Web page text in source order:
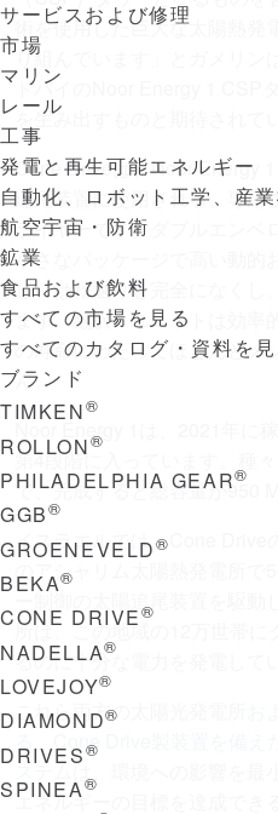
サービスおよび修理
市場
マリン
レール
工事
発電と再生可能エネルギー
自動化、ロボット工学、産
航空宇宙・防衛
鉱業
食品および飲料
すべての市場を見る
すべてのカタログ・資料を見
ブランド
TIMKEN®
ROLLON®
PHILADELPHIA GEAR®
GGB®
GROENEVELD®
BEKA®
CONE DRIVE®
NADELLA®
LOVEJOY®
DIAMOND®
DRIVES®
SPINEA®
術を使用した巨大な太陽熱発
り組んでいます」とガメリン
ドバイのNoor Energy 1 CSP
を生み出すものと期待されて
Cone Driveは、Noor Energy 1
追尾装置に使用される、専用
ライヤーです。ダブルエンベ
小さなパッケージで高い動的
し、はね返りを完全になくし
ます。翻訳：ユニットは効率
の寿命にわたってほとんどメ
ん。
Noor Energy 1は、2021年に
第4段階に入っています。種
で、完成すると総容量が950
イスラエルでは、Cone Drive
のアシャリム太陽熱発電所で
ー制御の太陽追尾装置を駆動
所は、この地域の12万世帯に
るのに十分な電力を発電して
これら両方の太陽光発電所
る、Cone Drive製装置を備え
ステムは、環境への影響を最
エネルギーの目標を達成でき